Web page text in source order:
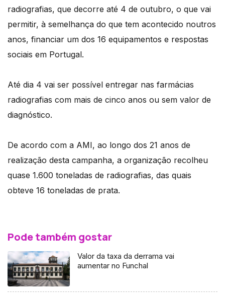
radiografias, que decorre até 4 de outubro, o que vai
permitir, à semelhança do que tem acontecido noutros
anos, financiar um dos 16 equipamentos e respostas
sociais em Portugal.
Até dia 4 vai ser possível entregar nas farmácias
radiografias com mais de cinco anos ou sem valor de
diagnóstico.
De acordo com a AMI, ao longo dos 21 anos de
realização desta campanha, a organização recolheu
quase 1.600 toneladas de radiografias, das quais
obteve 16 toneladas de prata.
Pode também gostar
Valor da taxa da derrama vai
aumentar no Funchal